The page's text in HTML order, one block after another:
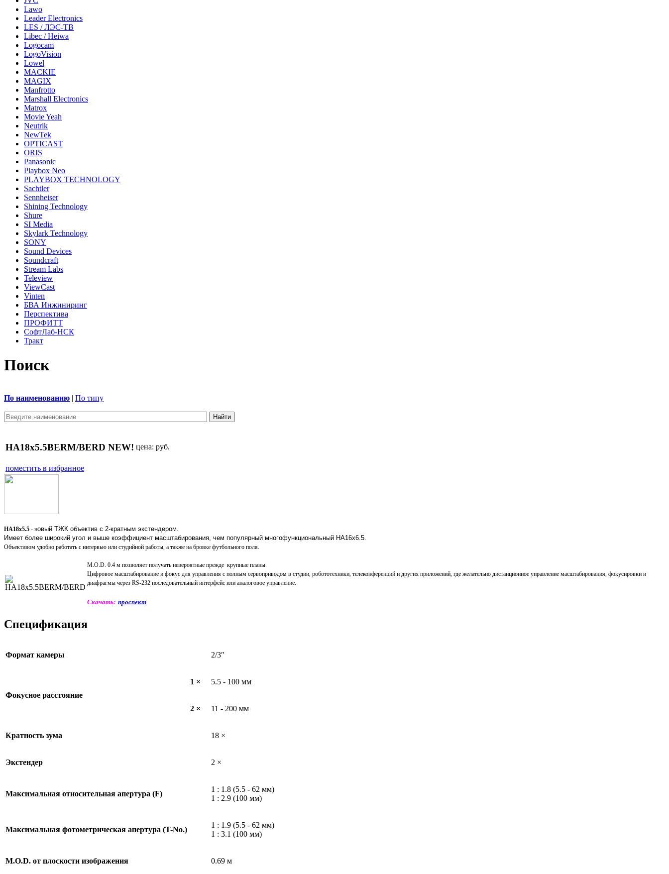
Lawo
Leader Electronics
LES / ЛЭС-ТВ
Libec / Heiwa
Logocam
LogoVision
Lowel
MACKIE
MAGIX
Manfrotto
Marshall Electronics
Matrox
Movie Yeah
Neutrik
NewTek
OPTICAST
ORIS
Panasonic
Playbox Neo
PLAYBOX TECHNOLOGY
Sachtler
Sennheiser
Shining Technology
Shure
SI Media
Skylark Technology
SONY
Sound Devices
Soundcraft
Stream Labs
Teleview
ViewCast
Vinten
БВА Инжиниринг
Перспектива
ПРОФИТТ
СофтЛаб-НСК
Тракт
Поиск
По наименованию По типу
HA18x5.5BERM/BERD NEW! цена: руб.
поместить в избранное
HA18x5.5 - новый ТЖК объектив с 2-кратным экстендером.
Имеет более широкий угол и выше коэффициент масштабирования, чем популярный многофункциональный HA16x6.5.
Объективом удобно работать с интервью или студийной работы, а также на бровке футбольного поля.
M.O.D. 0.4 м позволяет получать невероятные прежде крупные планы.
Цифровое масштабирование и фокус для управления с полным сервоприводом в студии, робототехники, телеконференций и других приложений, где желательно дистанционное управление масштабирования, фокусировки и
диафрагмы через RS-232 последовательный интерфейс или аналоговое управление.
Скачать: проспект
Спецификация
Формат камеры 2/3″
Фокусное расстояние
1 × 5.5 - 100 мм
2 × 11 - 200 мм
Кратность зума 18 ×
Экстендер 2 ×
Максимальная относительная апертура (F)
1 : 1.8 (5.5 - 62 мм)
1 : 2.9 (100 мм)
Максимальная фотометрическая апертура (T-No.)
1 : 1.9 (5.5 - 62 мм)
1 : 3.1 (100 мм)
M.O.D. от плоскости изображения 0.69 м